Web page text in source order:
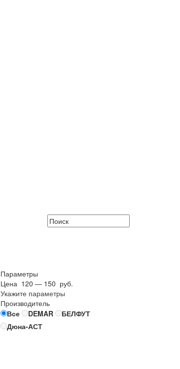
Параметры
Цена 120 — 150 руб.
Укажите параметры
Производитель
Все
DEMAR
БЕЛФУТ
Дюна-АСТ